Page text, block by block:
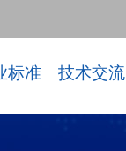
标准 技术交流